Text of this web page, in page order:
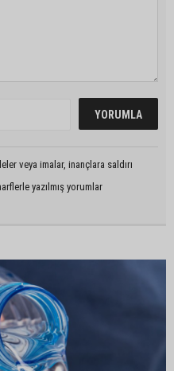
veya imalar, inançlara saldırı
yazılmış yorumlar